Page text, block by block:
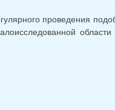
проведения